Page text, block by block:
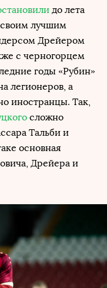
до лета
своим лучшим
Дрейером
с черногорцем
годы «Рубин»
легионеров, а
иностранцы. Так,
сложно
Тальби и
основная
Дрейера и